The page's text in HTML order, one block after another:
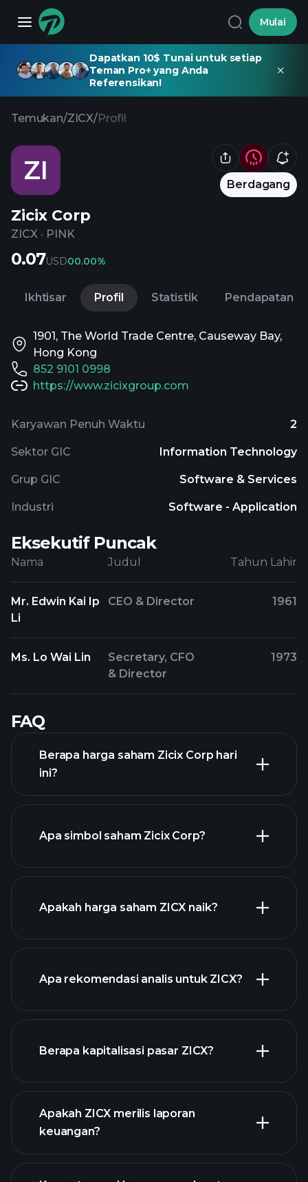
Mulai
Dapatkan 10$ Tunai untuk setiap
Teman Pro+ yang Anda
Referensikan!
Temukan/ZICX/Profil
ZI Berdagang
Zicix Corp
ZICX · PINK
0.07USD00.00%
Ikhtisar Profil Statistik Pendapatan
1901, The World Trade Centre, Causeway Bay,
Hong Kong
852 9101 0998
https://www.zicixgroup.com
Karyawan Penuh Waktu 2
Sektor GIC Information Technology
Grup GIC Software & Services
Industri Software - Application
Eksekutif Puncak
Nama Judul Tahun Lahir
Mr. Edwin Kai Ip
Li
CEO & Director 1961
Ms. Lo Wai Lin
Secretary, CFO
& Director
1973
FAQ
Berapa harga saham Zicix Corp hari
ini?
chart lanjutan
Apa simbol saham Zicix Corp?
Apakah harga saham ZICX naik?
Apa rekomendasi analis untuk ZICX?
Berapa kapitalisasi pasar ZICX?
daftar saham kami
Apakah ZICX merilis laporan
keuangan?
keuangan ZICX